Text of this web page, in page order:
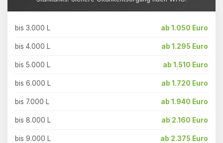
bis 3.000 L ab 1.050 Euro
bis 4.000 L ab 1.295 Euro
bis 5.000 L ab 1.510 Euro
bis 6.000 L ab 1.720 Euro
bis 7.000 L ab 1.940 Euro
bis 8.000 L ab 2.160 Euro
bis 9.000 L ab 2.375 Euro